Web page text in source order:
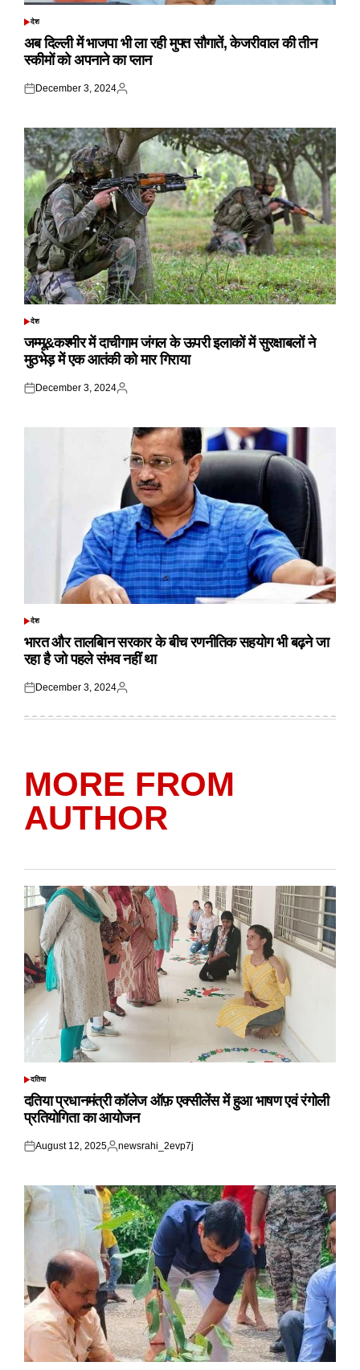
POSTED
देश
अब दिल्ली में भाजपा भी ला रही मुफ्त सौगातें, केजरीवाल की तीन
स्कीमों को अपनाने का प्लान
Posted
December 3, 2024
Posted
POSTED
देश
जम्मू&कश्मीर में दाचीगाम जंगल के ऊपरी इलाकों में सुरक्षाबलों ने
मुठभेड़ में एक आतंकी को मार गिराया
Posted
December 3, 2024
Posted
POSTED
देश
भारत और तालबिान सरकार के बीच रणनीतिक सहयोग भी बढ़ने जा
रहा है जो पहले संभव नहीं था
Posted
December 3, 2024
Posted
MORE FROM
AUTHOR
POSTED
दतिया
दतिया प्रधानमंत्री कॉलेज ऑफ़ एक्सीलेंस में हुआ भाषण एवं रंगोली
प्रतियोगिता का आयोजन
Posted
August 12, 2025
Posted
newsrahi_2evp7j